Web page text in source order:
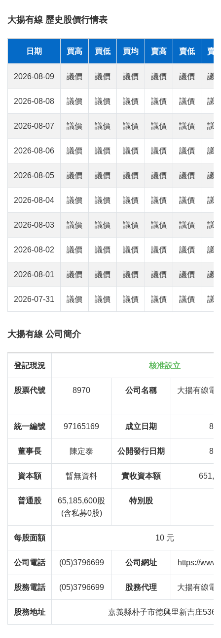
大揚有線 歷史股價行情表
日期 買高 買低 買均 賣高 賣低 賣
2026-08-09 議價 議價 議價 議價 議價 議
2026-08-08 議價 議價 議價 議價 議價 議
2026-08-07 議價 議價 議價 議價 議價 議
2026-08-06 議價 議價 議價 議價 議價 議
2026-08-05 議價 議價 議價 議價 議價 議
2026-08-04 議價 議價 議價 議價 議價 議
2026-08-03 議價 議價 議價 議價 議價 議
2026-08-02 議價 議價 議價 議價 議價 議
2026-08-01 議價 議價 議價 議價 議價 議
2026-07-31 議價 議價 議價 議價 議價 議
大揚有線 公司簡介
登記現況 核准設立
股票代號 8970 公司名稱 大揚有線電
統一編號 97165169 成立日期
董事長 陳定泰 公開發行日期
資本額 暫無資料 實收資本額
普通股
65,185,600股
(含私募0股)
特別股
每股面額 10 元
公司電話 (05)3796699 公司網址 https://
股務電話 (05)3796699 股務代理 大揚有線電
股務地址 嘉義縣朴子市德興里新吉庄536